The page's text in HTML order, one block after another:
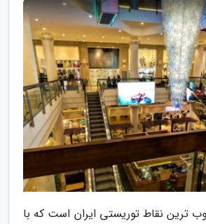
ترین نقاط توریستی ایران است که با